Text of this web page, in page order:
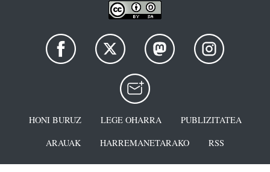
HONI BURUZ LEGE OHARRA
PUBLIZITATEA
ARAUAK
HARREMANETARAKO RSS